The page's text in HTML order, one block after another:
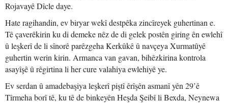
Rojavayê Dîcle daye.
Hate ragihandin, ev biryar wekî destpêka zincîreyek guhertinan e.
Tê çaverêkirin ku di demeke nêz de di gelek postên giring ên ewlehî
û leşkerî de li sînorê parêzgeha Kerkûkê û navçeya Xurmatûyê
guhertin werin kirin. Armanca van gavan, bihêzkirina kontrola
asayîşê û rêgirtina li her cure valahiya ewlehiyê ye.
Ev serdan û amadebaşiya leşkerî piştî êrîşên asmanî yên 29’ê
Tîrmeha borî tê, ku tê de binkeyên Heşda Şeibî li Bexda, Neynewa